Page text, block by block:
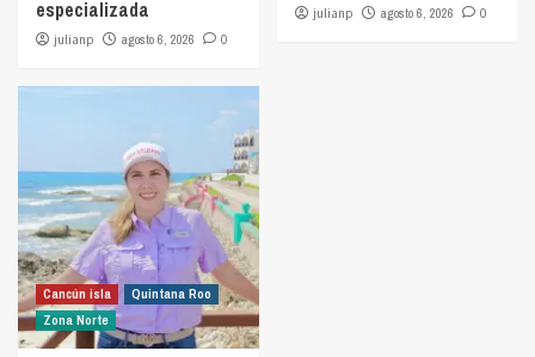
especializada
julianp agosto 6, 2026 0
julianp agosto 6, 2026 0
Cancún isla
Quintana Roo
Zona Norte